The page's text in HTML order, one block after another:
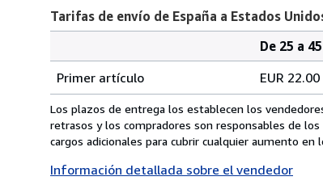
Tarifas de envío de España a Estados
de
envío
de
España
Estados
pedido
De 25 a
Primer artículo
EUR 22.00
Los plazos de entrega los establecen los
retrasos y los compradores son responsables de
cargos adicionales para cubrir cualquier aumento
Información detallada sobre el vendedor